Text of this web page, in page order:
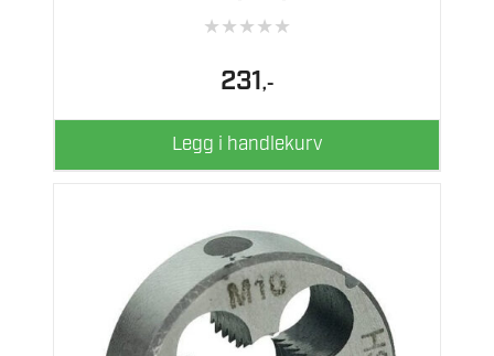
★★★★★
231,-
Legg i handlekurv